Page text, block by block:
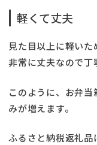
軽くて丈夫
見た目以上に軽いた
非常に丈夫なので丁
このように、お弁
みが増えます。
ふるさと納税返礼品